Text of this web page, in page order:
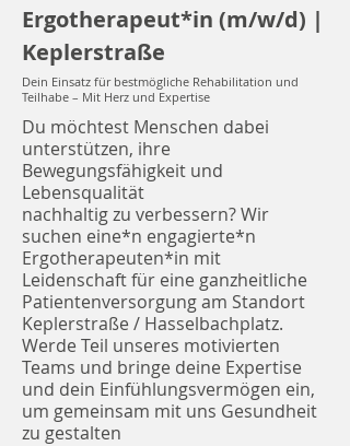
Ergotherapeut*in (m/w/d) |
Keplerstraße
Dein Einsatz für bestmögliche Rehabilitation und
Teilhabe – Mit Herz und Expertise
Du möchtest Menschen dabei
unterstützen, ihre
Bewegungsfähigkeit und
Lebensqualität
nachhaltig zu verbessern? Wir
suchen eine*n engagierte*n
Ergotherapeuten*in mit
Leidenschaft für eine ganzheitliche
Patientenversorgung am Standort
Keplerstraße / Hasselbachplatz.
Werde Teil unseres motivierten
Teams und bringe deine Expertise
und dein Einfühlungsvermögen ein,
um gemeinsam mit uns Gesundheit
zu gestalten